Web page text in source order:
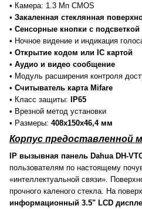
• Камера: 1.3 Мп CMOS
• Закаленная стеклянная
• Сенсорные кнопки с подсветкой
• Ночное видение и индикация
• Открытие кодом или IC картой
• Аудио и видео сообщение
• Модуль расширения контроля
• Считыватель карта Mifare
• Класс защиты: IP65
• Врезной метод установки
• Размеры: 408х150х46,4 мм
Корпус предоставленной
IP вызывная панель Dahua DH-
пользователям по настоящему
«интеллектуальной связи».
прочного каленого стекла. На
информационный 3.5" LCD